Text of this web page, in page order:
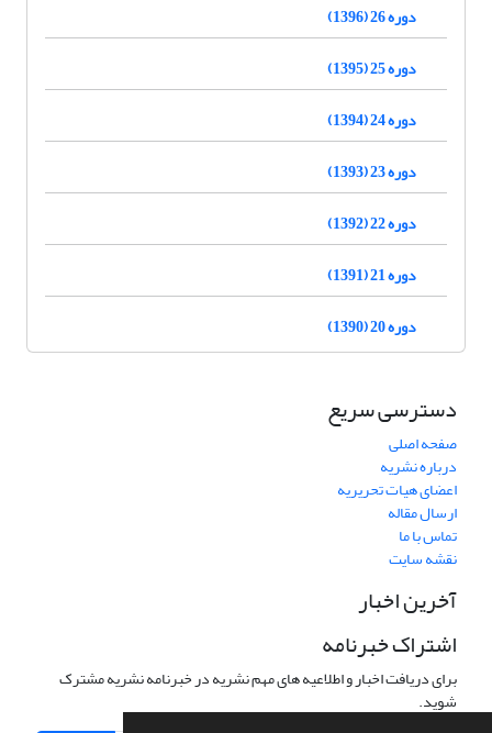
دوره 26 (1396)
دوره 25 (1395)
دوره 24 (1394)
دوره 23 (1393)
دوره 22 (1392)
دوره 21 (1391)
دوره 20 (1390)
دسترسی سریع
صفحه اصلی
درباره نشریه
اعضای هیات تحریریه
ارسال مقاله
تماس با ما
نقشه سایت
آخرین اخبار
اشتراک خبرنامه
برای دریافت اخبار و اطلاعیه های مهم نشریه در خبرنامه نشریه مشترک
شوید.